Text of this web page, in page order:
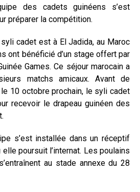
des cadets guinéens s’est
préparer la compétition.
cadet est à El Jadida, au Maroc
ont bénéficié d’un stage offert par
Games. Ce séjour marocain a
matchs amicaux. Avant de
le 10 octobre prochain, le syli cadet
recevoir le drapeau guinéen des
s’est installée dans un réceptif
poursuit l’internat. Les poulains
au stade annexe du 28